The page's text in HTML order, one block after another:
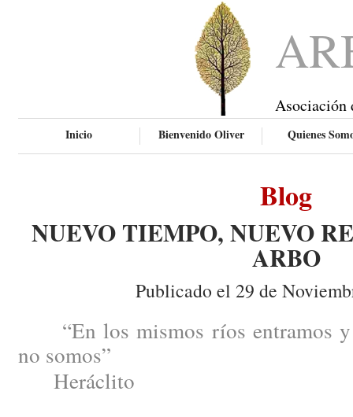
Asociación
Inicio Bienvenido Oliver Quienes
Blog
NUEVO TIEMPO, NUEVO
ARBO
Publicado el 29 de
“En los mismos ríos entramos y
no somos”
Heráclito